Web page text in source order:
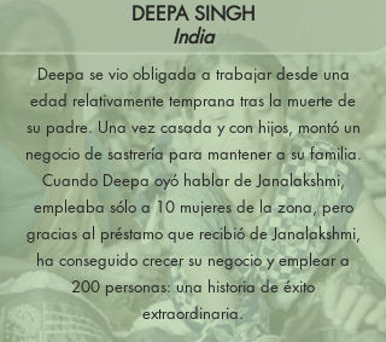
DEEPA SINGH
India
Deepa se vio obligada a trabajar desde una
edad relativamente temprana tras la muerte de
su padre. Una vez casada y con hijos, montó un
negocio de sastrería para mantener a su familia.
Cuando Deepa oyó hablar de Janalakshmi,
empleaba sólo a 10 mujeres de la zona, pero
gracias al préstamo que recibió de Janalakshmi,
ha conseguido crecer su negocio y emplear a
200 personas: una historia de éxito
extraordinaria.